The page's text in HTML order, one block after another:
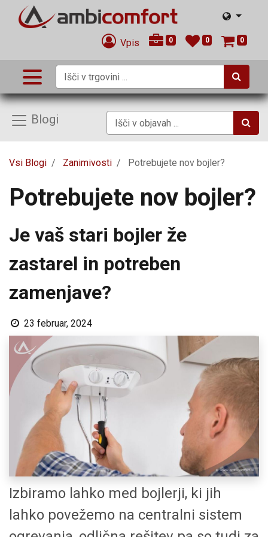
Vpis 0 0 0
Blogi
Vsi Blogi Zanimivosti Potrebujete nov bojler?
Potrebujete nov bojler?
Je vaš stari bojler že
zastarel in potreben
zamenjave?
23 februar, 2024
Izbiramo lahko med bojlerji, ki jih
lahko povežemo na centralni sistem